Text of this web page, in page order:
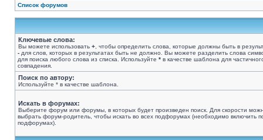
Список форумов
Ключевые слова:
Вы можете использовать + , чтобы определить слова, которые должны быть в
- для слов, которых в результатах быть не должно. Вы можете разделить слова
для поиска любого слова из списка. Используйте * в качестве шаблона для
совпадения.
Поиск по автору:
Используйте * в качестве шаблона.
Искать в форумах:
Выберите форум или форумы, в которых будет произведен поиск. Для скорости
выбрать форум-родитель, чтобы искать во всех подфорумах (необходимо включить
подфорумах).